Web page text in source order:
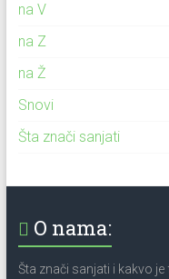
na V
na Z
na Ž
Snovi
Šta znači sanjati
O nama:
Šta znači sanjati i kakvo